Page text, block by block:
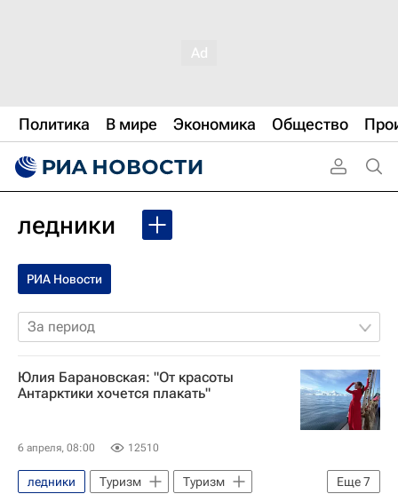
Политика В мире Экономика Общество
ледники
РИА Новости
За период
Юлия Барановская: "От красоты
Антарктики хочется плакать"
6 апреля, 08:00 12510
Еще7
ледники Туризм
Туризм